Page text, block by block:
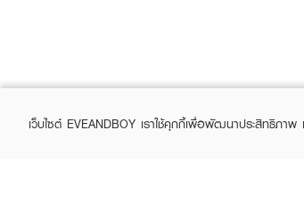
เว็บไซต์ EVEANDBOY เราใช้คุกกี้เพื่อพัฒนาประสิทธิภา